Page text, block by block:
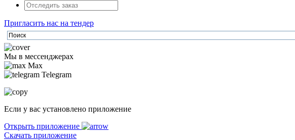
Пригласить нас на тендер
Мы в мессенджерах
Max
Telegram
Если у вас установлено приложение
Открыть приложение
Скачать приложение